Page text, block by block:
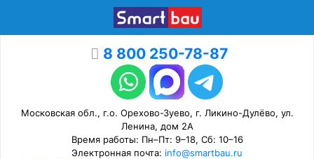
8 800 250-78-87
Московская обл., г.о. Орехово-Зуево, г. Ликино-Дулёво, ул.
Ленина, дом 2А
Время работы: Пн–Пт: 9–18, Сб: 10–16
Электронная почта: info@smartbau.ru